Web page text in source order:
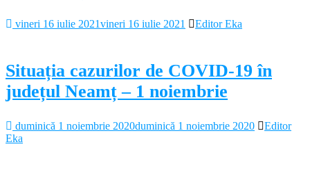
vineri 16 iulie 2021vineri 16 iulie 2021 Editor Eka
Situația cazurilor de COVID-19 în
județul Neamț – 1 noiembrie
duminică 1 noiembrie 2020duminică 1 noiembrie 2020
Editor
Eka